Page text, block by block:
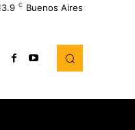
C Buenos Aires